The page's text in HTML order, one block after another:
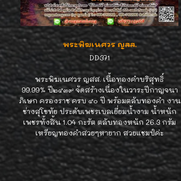
พระพิฆเนศวร ญสส.
DD371
พระพิฆเนศวร ญสส. เนื้อทองคำบริสุทธิ์
99.99% ปี๒๕๓๙ จัดสร้างเนื่องในวาระปีกาญจนา
ภิเษก ครองราช ครบ ๕๐ ปี พร้อมตลับทองคำ งาน
ช่างสุโขทัย ประดับเพชรเบลเยี่ยมน้ำงาม น้ำหนัก
เพชรทั้งสิ้น 1.04 กะรัต ตลับทองหนัก 26.3 กรัม
เหรียญทองคำสวยๆหายาก สวยแชมป์ค่ะ